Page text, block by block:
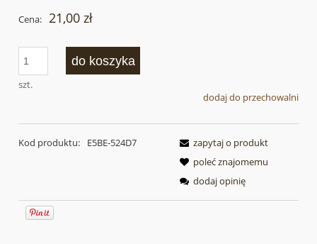
Cena: 21,00 zł
szt.
do koszyka
dodaj do przechowalni
Kod produktu: E5BE-524D7
zapytaj o produkt
poleć znajomemu
dodaj opinię